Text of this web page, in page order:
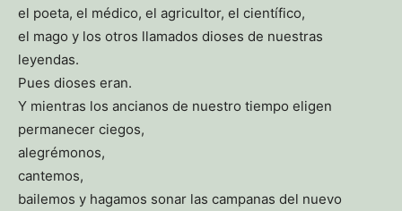
el poeta, el médico, el agricultor, el científico,
el mago y los otros llamados dioses de nuestras
leyendas.
Pues dioses eran.
Y mientras los ancianos de nuestro tiempo eligen
permanecer ciegos,
alegrémonos,
cantemos,
bailemos y hagamos sonar las campanas del nuevo